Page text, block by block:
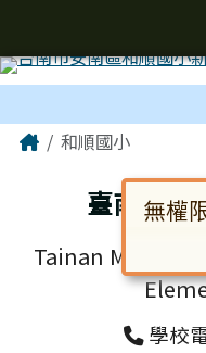
主內容區域
Home和順國小
臺南市安
Tainan
學校
頁尾區域
無權
對話